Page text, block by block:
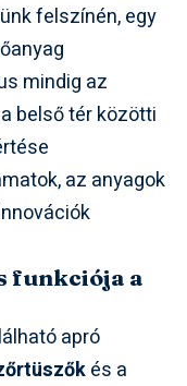
felszínén, egy
mindig az
belső tér közötti
az anyagok
funkciója a
apró
és a